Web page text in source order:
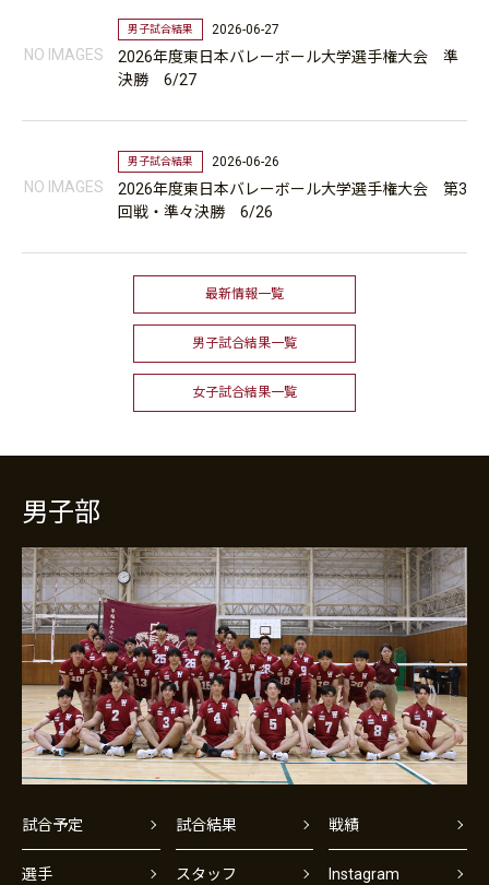
NO IMAGES
男子試合結果 2026-06-27
2026年度東日本バレーボール大学選手権大会 準
決勝 6/27
NO IMAGES
男子試合結果 2026-06-26
2026年度東日本バレーボール大学選手権大会 第3
回戦・準々決勝 6/26
最新情報一覧
男子試合結果一覧
女子試合結果一覧
男子部
試合予定 試合結果 戦績
選手 スタッフ Instagram